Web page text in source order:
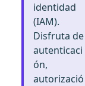
identidad
(IAM).
Disfruta de
autenticaci
ón,
autorizació